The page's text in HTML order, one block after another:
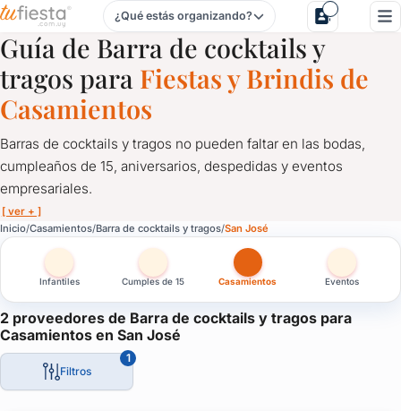
Barra de cocktails y tragos para Casamientos en San José
¿Qué estás organizando?
Guía de Barra de cocktails y
tragos para Fiestas y Brindis de
Casamientos
Barras de cocktails y tragos no pueden faltar en las bodas,
cumpleaños de 15, aniversarios, despedidas y eventos
empresariales.
[ ver + ]
Inicio Casamientos Barra de cocktails y tragos San José
Infantiles Cumples de 15 Casamientos Eventos
2 proveedores de Barra de cocktails y tragos para
Casamientos en San José
Filtros
1
Barra de cocktails y tragos para Casamientos en San José
Barras de cocktails y tragos no pueden faltar en las bodas,
Una solución ideal para que tus invitados tengan libertad al
Solicitá cotización a proveedores de cocktails y tragos en tu
Ideal para casamientos, bodas, eventos empresariales y de fin